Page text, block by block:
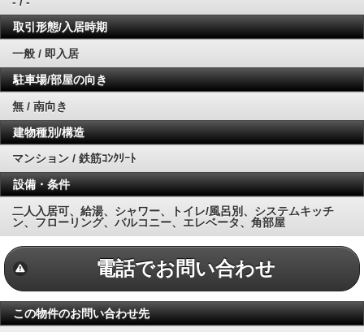
取引形態/入居時期
一般 / 即入居
駐車場/部屋の向き
無 / 南向き
建物種別/構造
マンション / 鉄筋ｺﾝｸﾘｰﾄ
設備・条件
二人入居可、給湯、シャワー、トイレ/風呂別、システムキッチ
ン、フローリング、バルコニー、エレベータ、角部屋
電話でお問い合わせ
この物件のお問い合わせ先